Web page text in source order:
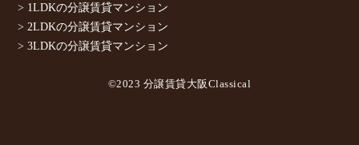
> 1LDKの分譲賃貸マンション
> 2LDKの分譲賃貸マンション
> 3LDKの分譲賃貸マンション
©2023 分譲賃貸大阪Classical